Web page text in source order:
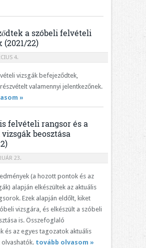
a szóbeli felvételi
(2021/22)
4.
vizsgák befejeződtek,
valamennyi jelentkezőnek.
»
felvételi rangsor és a
beosztása
23.
(a hozott pontok és az
alapján elkészültek az aktuális
Ezek alapján eldőlt, kiket
vizsgára, és elkészült a szóbeli
is. Összefoglaló
és az egyes tagozatok aktuális
tovább olvasom »